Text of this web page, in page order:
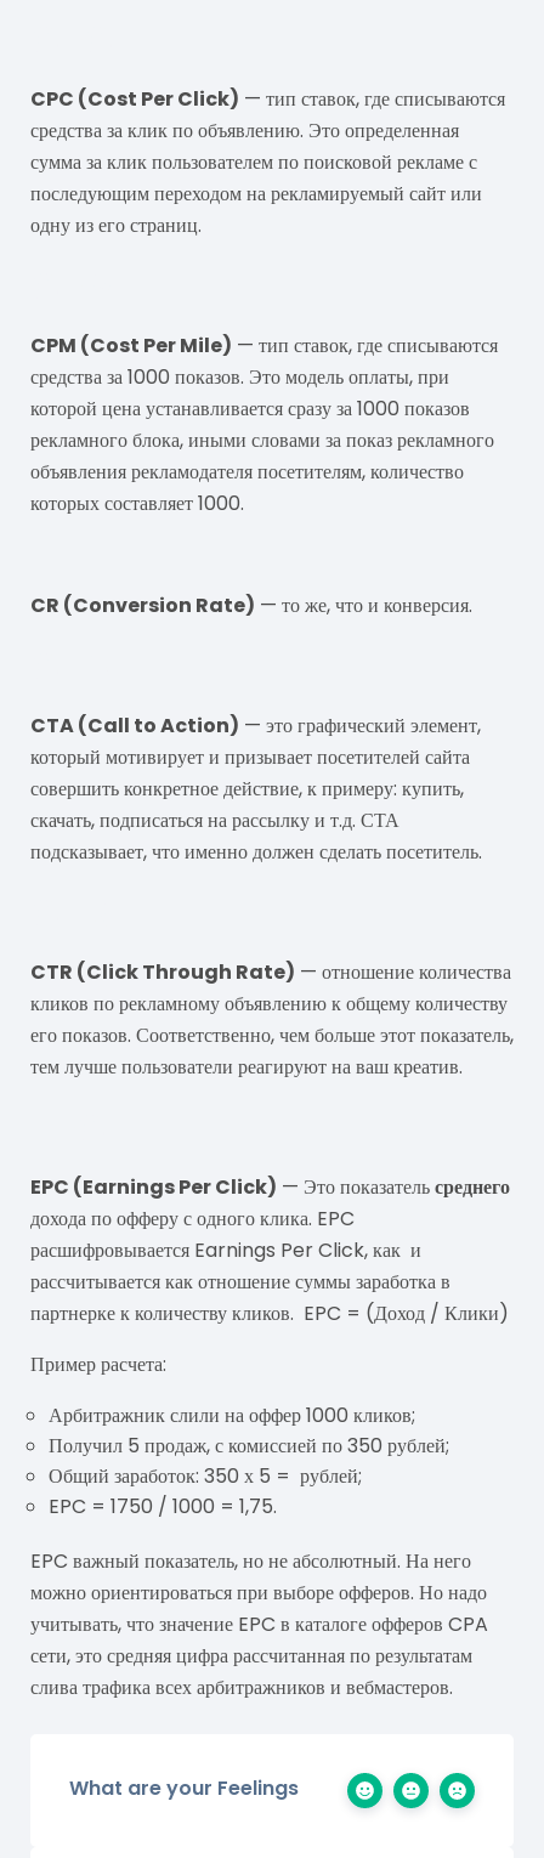
CPC (Cost Per Click) — тип ставок, где списываются
средства за клик по объявлению. Это определенная
сумма за клик пользователем по поисковой рекламе с
последующим переходом на рекламируемый сайт или
одну из его страниц.
CPM (Cost Per Mile) — тип ставок, где списываются
средства за 1000 показов. Это модель оплаты, при
которой цена устанавливается сразу за 1000 показов
рекламного блока, иными словами за показ рекламного
объявления рекламодателя посетителям, количество
которых составляет 1000.
CR (Conversion Rate) — то же, что и конверсия.
CTA (Call to Action) — это графический элемент,
который мотивирует и призывает посетителей сайта
совершить конкретное действие, к примеру: купить,
скачать, подписаться на рассылку и т.д. СТА
подсказывает, что именно должен сделать посетитель.
CTR (Click Through Rate) — отношение количества
кликов по рекламному объявлению к общему количеству
его показов. Соответственно, чем больше этот показатель,
тем лучше пользователи реагируют на ваш креатив.
EPC (Earnings Per Click) — Это показательсреднего
дохода по офферу с одного клика. EPC
расшифровывается Earnings Per Click, как и
рассчитывается как отношение суммы заработка в
партнерке к количеству кликов. EPC = (Доход / Клики)
Пример расчета:
Арбитражник слили на оффер 1000 кликов;
Получил 5 продаж, с комиссией по 350 рублей;
Общий заработок: 350 х 5 = рублей;
EPC = 1750 / 1000 = 1,75.
EPC важный показатель, но не абсолютный. На него
можно ориентироваться при выборе офферов. Но надо
учитывать, что значение EPC в каталоге офферов CPA
сети, это средняя цифра рассчитанная по результатам
слива трафика всех арбитражников и вебмастеров.
What are your Feelings